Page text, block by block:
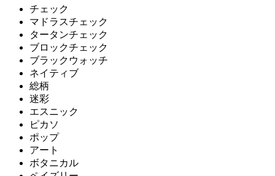
チェック
マドラスチェック
タータンチェック
ブロックチェック
ブラックウォッチ
ネイティブ
総柄
迷彩
エスニック
ピカソ
ポップ
アート
ボタニカル